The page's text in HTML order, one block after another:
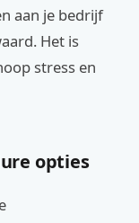
aan je bedrijf
Het is
stress en
opties